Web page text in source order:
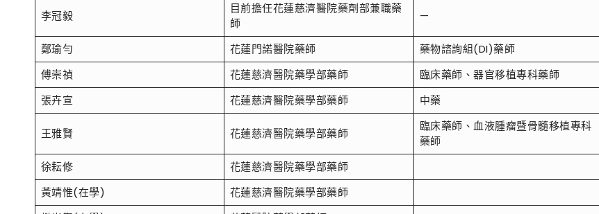
李冠毅
目前擔任花蓮慈濟醫院藥劑部兼職藥
師
—
鄭瑜勻 花蓮門諾醫院藥師
藥物諮詢組(DI)藥師
傅崇禎
花蓮慈濟醫院藥學部藥師
臨床藥師、器官移植專科藥師
張卉宣
花蓮慈濟醫院藥學部藥師 中藥
王雅賢 花蓮慈濟醫院藥學部藥師
臨床藥師、血液腫瘤暨骨髓移植專科
藥師
徐耘修
花蓮慈濟醫院藥學部藥師
黃靖惟(在學)
花蓮慈濟醫院藥學部藥師